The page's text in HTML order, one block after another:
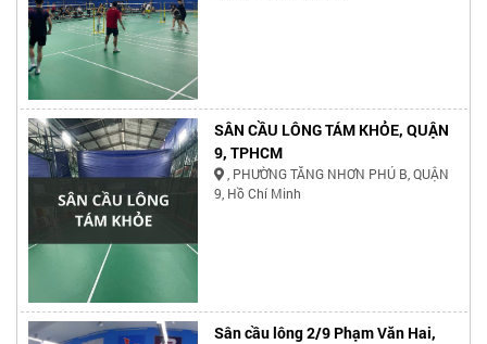
SÂN CẦU LÔNG TÁM KHỎE, QUẬN
9, TPHCM
, PHƯỜNG TĂNG NHƠN PHÚ B, QUẬN
9, Hồ Chí Minh
Sân cầu lông 2/9 Phạm Văn Hai,